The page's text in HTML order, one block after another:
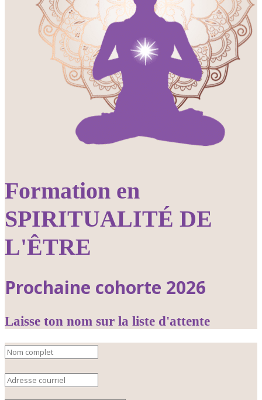
Formation en
SPIRITUALITÉ DE
L'ÊTRE
Prochaine cohorte 2026
Laisse ton nom sur la liste d'attente